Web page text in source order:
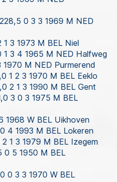
0 3 3 1969 M NED
3 1973 M BEL Niel
1 3 4 1965 M NED Halfweg
M NED Purmerend
1 2 3 1970 M BEL Eeklo
2 1 3 1990 M BEL Gent
3 0 3 1975 M BEL
1968 W BEL Uikhoven
4 1993 M BEL Lokeren
1 3 1979 M BEL Izegem
0 5 1950 M BEL
0 3 3 1970 W BEL